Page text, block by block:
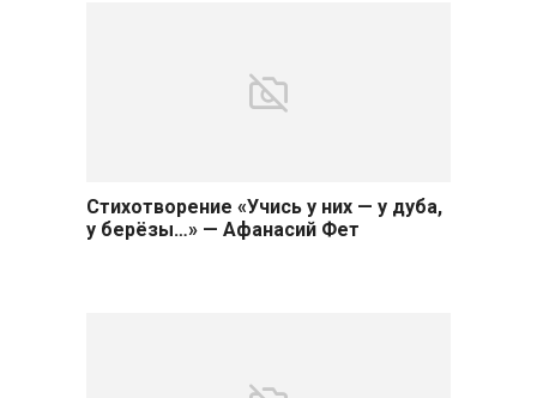
Стихотворение «Учись у них — у дуба,
у берёзы…» — Афанасий Фет